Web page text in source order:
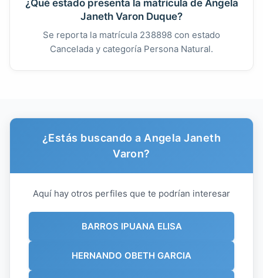
¿Qué estado presenta la matrícula de Angela
Janeth Varon Duque?
Se reporta la matrícula 238898 con estado
Cancelada y categoría Persona Natural.
¿Estás buscando a Angela Janeth
Varon?
Aquí hay otros perfiles que te podrían interesar
BARROS IPUANA ELISA
HERNANDO OBETH GARCIA